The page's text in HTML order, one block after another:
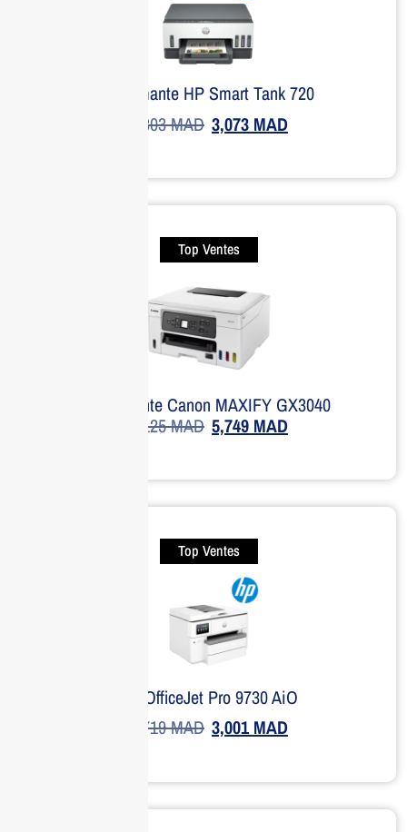
Imprimante HP Smart Tank 720
3,803MAD 3,073 MAD
Top Ventes
Imprimante Canon MAXIFY GX3040
8,125MAD 5,749 MAD
Top Ventes
HP OfficeJet Pro 9730 AiO
3,719MAD 3,001MAD